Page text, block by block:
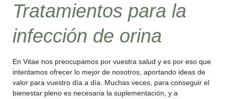
Tratamientos para la
infección de orina
En Vitae nos preocupamos por vuestra salud y es por eso que
intentamos ofrecer lo mejor de nosotros, aportando ideas de
valor para vuestro día a día. Muchas veces, para conseguir el
bienestar pleno es necesaria la suplementación, y a